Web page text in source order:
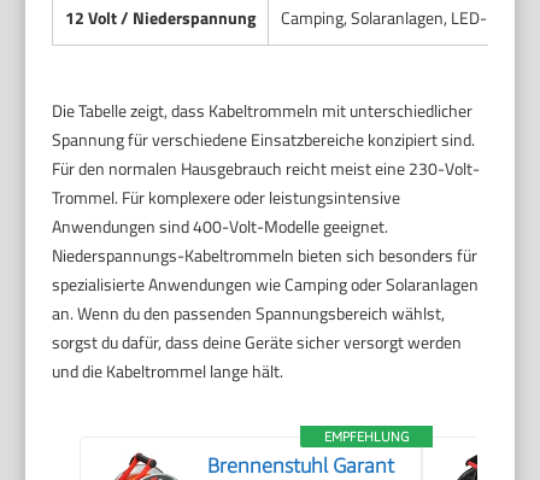
12 Volt / Niederspannung Camping, Solaranlagen, LED-
Die Tabelle zeigt, dass Kabeltrommeln mit unterschiedlicher
Spannung für verschiedene Einsatzbereiche konzipiert sind.
Für den normalen Hausgebrauch reicht meist eine 230-Volt-
Trommel. Für komplexere oder leistungsintensive
Anwendungen sind 400-Volt-Modelle geeignet.
Niederspannungs-Kabeltrommeln bieten sich besonders für
spezialisierte Anwendungen wie Camping oder Solaranlagen
an. Wenn du den passenden Spannungsbereich wählst,
sorgst du dafür, dass deine Geräte sicher versorgt werden
und die Kabeltrommel lange hält.
EMPFEHLUNG
Brennenstuhl Garant